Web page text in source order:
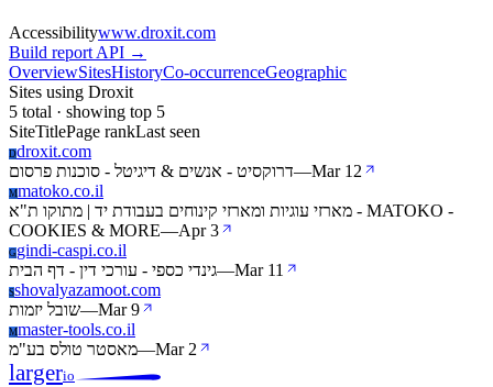
Accessibilitywww.droxit.com
Build report API →
OverviewSitesHistoryCo-occurrenceGeographic
Sites using Droxit
5 total · showing top 5
SiteTitlePage rankLast seen
Ddroxit.com
דרוקסיט - אנשים & דיגיטל - סוכנות פרסום—Mar 12
Mmatoko.co.il
מארזי עוגיות ומארזי קינוחים בעבודת יד | מתוקו ת"א - MATOKO -
COOKIES & MORE—Apr 3
Ggindi-caspi.co.il
גינדי כספי - עורכי דין - דף הבית—Mar 11
Sshovalyazamoot.com
שובל יזמות—Mar 9
Mmaster-tools.co.il
מאסטר טולס בע"מ—Mar 2
largerio